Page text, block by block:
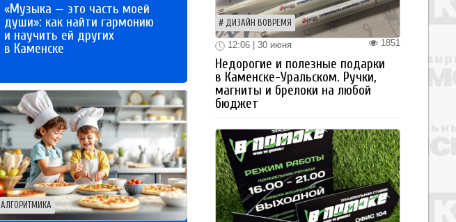
«Музыка — это часть моей
души»: как найти гармонию
и научить ей других
в Каменске
АЛГОРИТМИКА
ДИЗАЙН ВОВРЕМЯ
1851
12:06 | 30 июня
Недорогие и полезные подарки
в Каменске-Уральском. Ручки,
магниты и брелоки на любой
бюджет